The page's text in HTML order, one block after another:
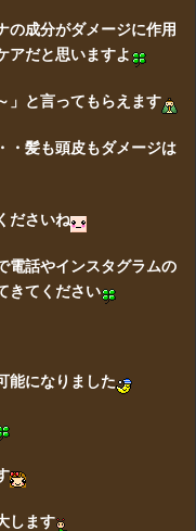
の成分がダメージに作用
アだと思いますよ
」と言ってもらえます
・髪も頭皮もダメージは
ださいね
電話やインスタグラムの
きてください
能になりました
します